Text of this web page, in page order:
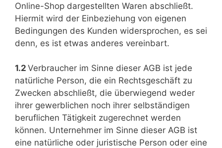
Online-Shop dargestellten Waren abschließt.
Hiermit wird der Einbeziehung von eigenen
Bedingungen des Kunden widersprochen, es sei
denn, es ist etwas anderes vereinbart.
1.2 Verbraucher im Sinne dieser AGB ist jede
natürliche Person, die ein Rechtsgeschäft zu
Zwecken abschließt, die überwiegend weder
ihrer gewerblichen noch ihrer selbständigen
beruflichen Tätigkeit zugerechnet werden
können. Unternehmer im Sinne dieser AGB ist
eine natürliche oder juristische Person oder eine